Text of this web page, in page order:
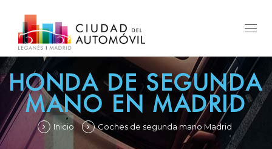
HONDA DE SEGUNDA
MANO EN MADRID
Inicio Coches de segunda mano Madrid